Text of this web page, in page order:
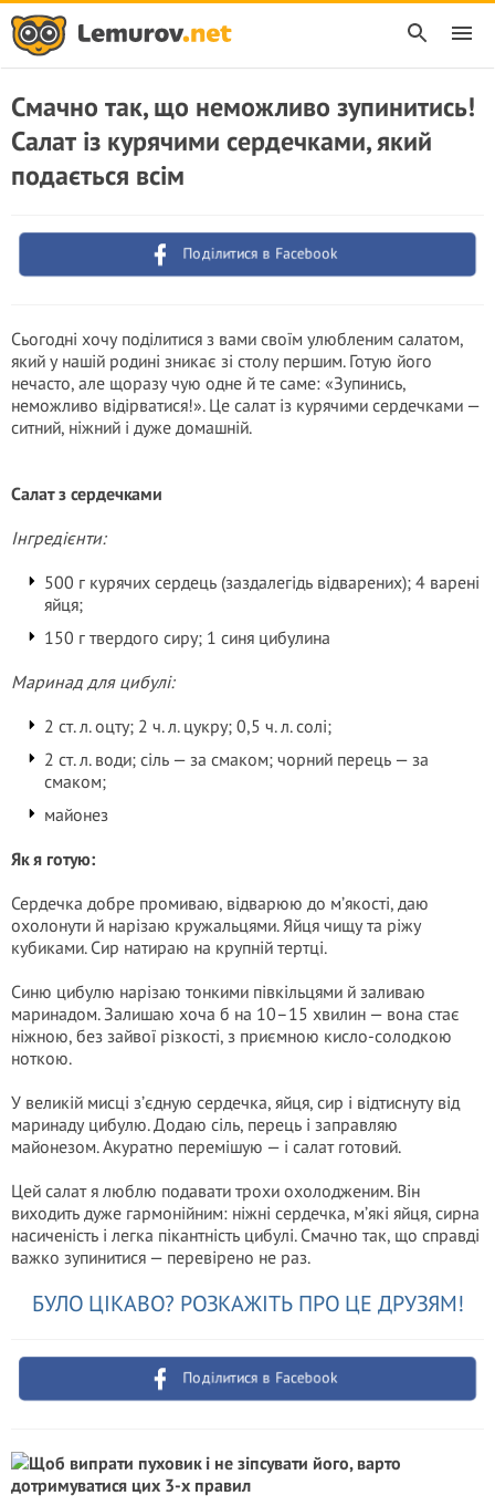
Смачно так, що неможливо зупинитись!
Салат із курячими сердечками, який
подається всім
Поділитися в Facebook
Сьогодні хочу поділитися з вами своїм улюбленим салатом,
який у нашій родині зникає зі столу першим. Готую його
нечасто, але щоразу чую одне й те саме: «Зупинись,
неможливо відірватися!». Це салат із курячими сердечками —
ситний, ніжний і дуже домашній.
Салат з сердечками
Інгредієнти:
500 г курячих сердець (заздалегідь відварених); 4 варені
яйця;
150 г твердого сиру; 1 синя цибулина
Маринад для цибулі:
2 ст. л. оцту; 2 ч. л. цукру; 0,5 ч. л. солі;
2 ст. л. води; сіль — за смаком; чорний перець — за
смаком;
майонез
Як я готую:
Сердечка добре промиваю, відварюю до м’якості, даю
охолонути й нарізаю кружальцями. Яйця чищу та ріжу
кубиками. Сир натираю на крупній тертці.
Синю цибулю нарізаю тонкими півкільцями й заливаю
маринадом. Залишаю хоча б на 10–15 хвилин — вона стає
ніжною, без зайвої різкості, з приємною кисло-солодкою
ноткою.
У великій мисці з’єдную сердечка, яйця, сир і відтиснуту від
маринаду цибулю. Додаю сіль, перець і заправляю
майонезом. Акуратно перемішую — і салат готовий.
Цей салат я люблю подавати трохи охолодженим. Він
виходить дуже гармонійним: ніжні сердечка, м’які яйця, сирна
насиченість і легка пікантність цибулі. Смачно так, що справді
важко зупинитися — перевірено не раз.
БУЛО ЦІКАВО? РОЗКАЖІТЬ ПРО ЦЕ ДРУЗЯМ!
Поділитися в Facebook